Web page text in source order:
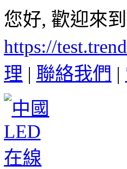
您好, 歡迎來
https://
理 | 聯絡我們 |